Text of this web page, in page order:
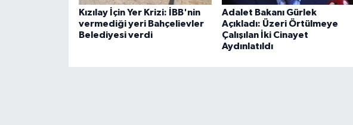
Kızılay İçin Yer Krizi: İBB'nin
vermediği yeri Bahçelievler
Belediyesi verdi
Adalet Bakanı Gürlek
Açıkladı: Üzeri Örtülmeye
Çalışılan İki Cinayet
Aydınlatıldı